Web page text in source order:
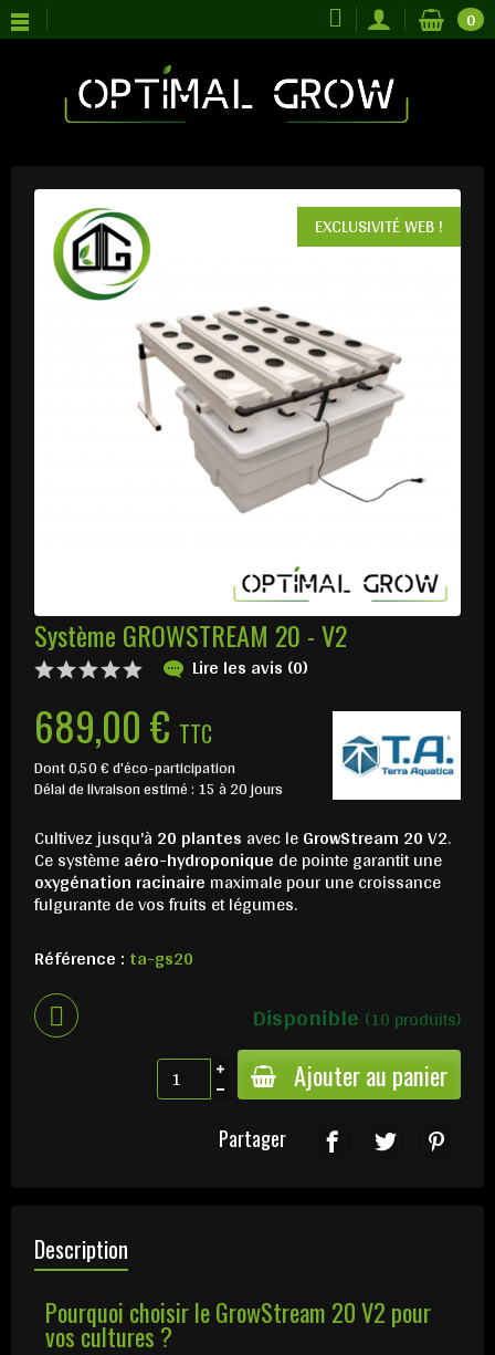
0
EXCLUSIVITÉ WEB !
Système GROWSTREAM 20 - V2
Lire les avis (0)
689,00 € TTC
Dont 0,50 € d'éco-participation
Délai de livraison estimé : 15 à 20 jours
Cultivez jusqu'à 20 plantes avec leGrowStream 20 V2.
Ce systèmeaéro-hydroponique de pointe garantit une
oxygénation racinaire maximale pour une croissance
fulgurante de vos fruits et légumes.
Référence : ta-gs20
Disponible (10 produits)
Ajouter au panier
Partager
Description
Pourquoi choisir le GrowStream 20 V2 pour
vos cultures ?